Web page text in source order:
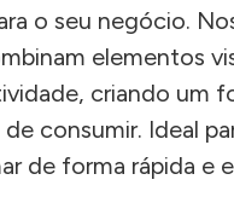
o seu negócio.
elementos
criando um
consumir. Ideal
de forma rápida e